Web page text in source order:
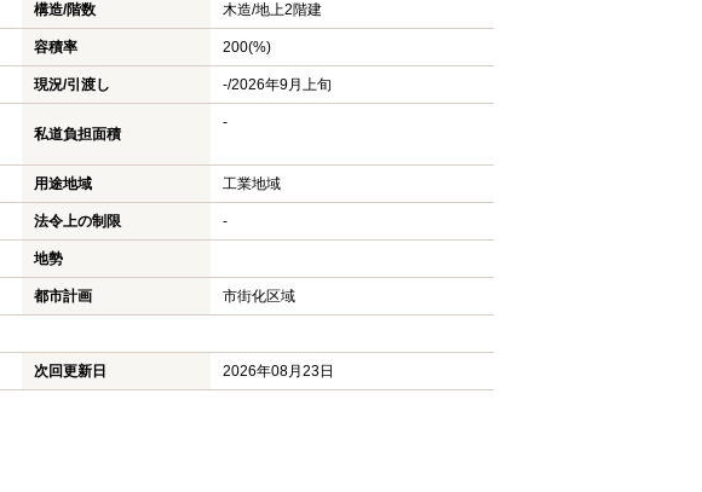
構造/階数 木造/地上2階建
容積率 200(%)
現況/引渡し -/2026年9月上旬
私道負担面積
-
用途地域 工業地域
法令上の制限 -
地勢
都市計画 市街化区域
次回更新日
2026年08月23日